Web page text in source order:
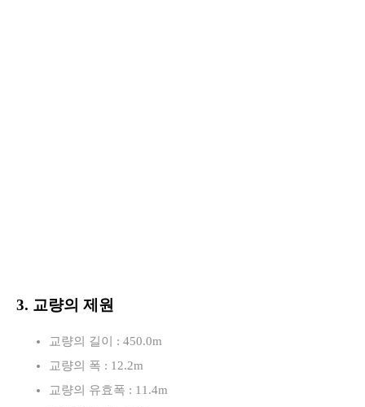
3. 교량의 제원
교량의 길이 : 450.0m
교량의 폭 : 12.2m
교량의 유효폭 : 11.4m